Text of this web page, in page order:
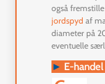
også
jordspyd af
diameter på
eventuelle
► E-handel